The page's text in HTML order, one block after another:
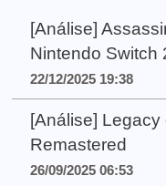
[Análise]
Nintendo Switch
22/12/2025 19:38
[Análise] Legacy
Remastered
26/09/2025 06:53